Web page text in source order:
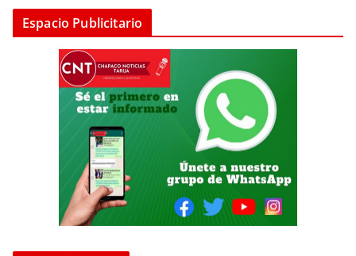
Espacio Publicitario